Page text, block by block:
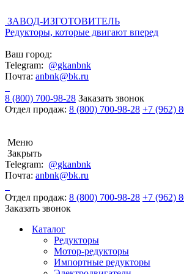
ЗАВОД-ИЗГОТОВИТЕЛЬ
Редукторы, которые двигают вперед
Ваш город:
Telegram: @gkanbnk
Почта: anbnk@bk.ru
8 (800) 700-98-28 Заказать звонок
Отдел продаж: 8 (800) 700-98-28 +7 (962)
Меню
Закрыть
Telegram: @gkanbnk
Почта: anbnk@bk.ru
Отдел продаж: 8 (800) 700-98-28 +7 (962)
Заказать звонок
Каталог
Редукторы
Мотор-редукторы
Импортные редукторы